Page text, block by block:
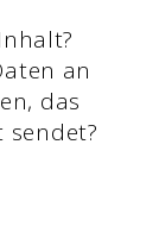
an
das
sendet?